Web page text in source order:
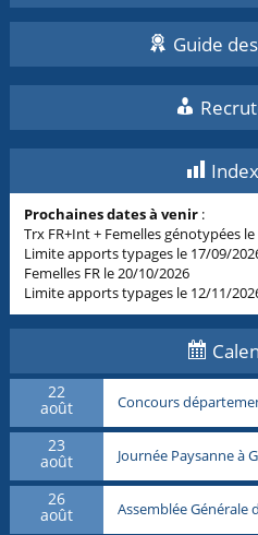
Guide
Prochaines dates à venir :
Trx FR+Int + Femelles génotypées
Limite apports typages le 17/09/
Femelles FR le 20/10/2026
Limite apports typages le 12/11/
22
août Concours
23
août Journée Paysanne à
26
août Assemblée Générale